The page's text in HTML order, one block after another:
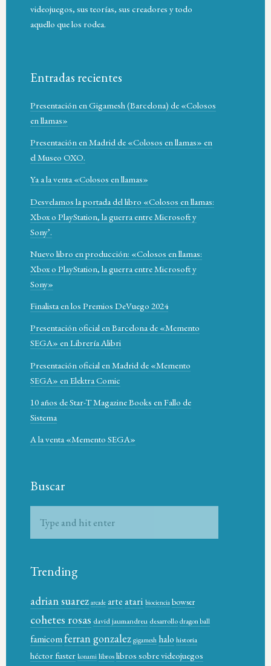
videojuegos, sus teorías, sus creadores y todo
aquello que los rodea.
Entradas recientes
Presentación en Gigamesh (Barcelona) de «Colosos
en llamas»
Presentación en Madrid de «Colosos en llamas» en
el Museo OXO.
Ya a la venta «Colosos en llamas»
Desvelamos la portada del libro «Colosos en llamas:
Xbox o PlayStation, la guerra entre Microsoft y
Sony’.
Nuevo libro en producción: «Colosos en llamas:
Xbox o PlayStation, la guerra entre Microsoft y
Sony»
Finalista en los Premios DeVuego 2024
Presentación oficial en Barcelona de «Memento
SEGA» en Librería Alibri
Presentación oficial en Madrid de «Memento
SEGA» en Elektra Comic
10 años de Star-T Magazine Books en Fallo de
Sistema
A la venta «Memento SEGA»
Buscar
Trending
adrian suarez arcade arteatari biociencia bowser
cohetes rosas david jaumandreu desarrollodragon ball
famicomferran gonzalez gigamesh halo historia
héctor fuster konami libroslibros sobre videojuegos